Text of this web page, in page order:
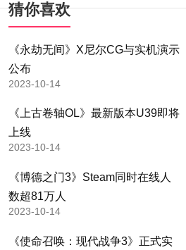
猜你喜欢
《永劫无间》X尼尔CG与实机演示
公布
2023-10-14
《上古卷轴OL》最新版本U39即将
上线
2023-10-14
《博德之门3》Steam同时在线人
数超81万人
2023-10-14
《使命召唤：现代战争3》正式实